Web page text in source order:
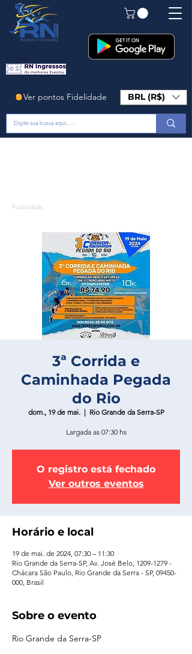
Em Breve!
Ver pontos Fidelidade BRL (R$)
Publicidade
3ª Corrida e
Caminhada Pegada
do Rio
dom., 19 de mai.
  |
Rio Grande da Serra-SP
Largada as 07:30 hs
O registro está fechado
Ver outros eventos
Horário e local
19 de mai. de 2024, 07:30 – 11:30
Rio Grande da Serra-SP, Av. José Belo, 1209-1279 -
Chácara São Paulo, Rio Grande da Serra - SP, 09450-
000, Brasil
Sobre o evento
Rio Grande da Serra-SP